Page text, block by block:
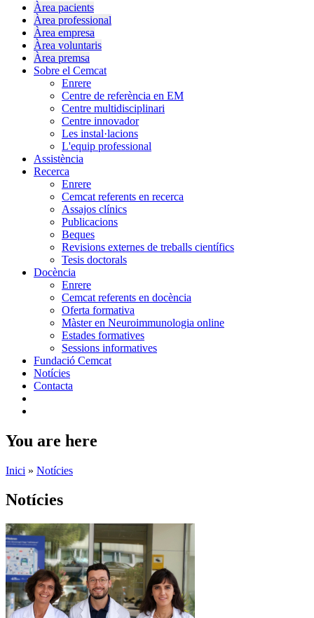
Àrea pacients
Àrea professional
Àrea empresa
Àrea voluntaris
Àrea premsa
Sobre el Cemcat
Enrere
Centre de referència en EM
Centre multidisciplinari
Centre innovador
Les instal·lacions
L'equip professional
Assistència
Recerca
Enrere
Cemcat referents en recerca
Assajos clínics
Publicacions
Beques
Revisions externes de treballs científics
Tesis doctorals
Docència
Enrere
Cemcat referents en docència
Oferta formativa
Màster en Neuroimmunologia online
Estades formatives
Sessions informatives
Fundació Cemcat
Notícies
Contacta
You are here
Inici » Notícies
Notícies